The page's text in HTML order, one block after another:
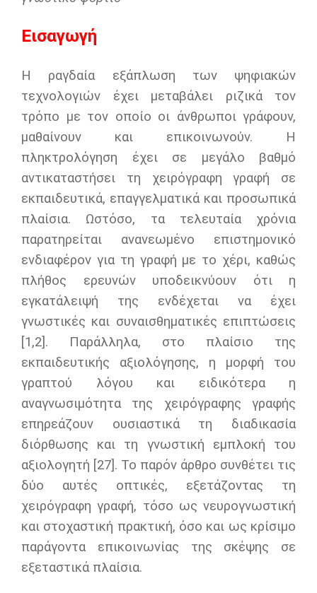
Εισαγωγή
Η ραγδαία εξάπλωση των ψηφιακών
τεχνολογιών έχει μεταβάλει ριζικά τον
τρόπο με τον οποίο οι άνθρωποι γράφουν,
μαθαίνουν και επικοινωνούν. Η
πληκτρολόγηση έχει σε μεγάλο βαθμό
αντικαταστήσει τη χειρόγραφη γραφή σε
εκπαιδευτικά, επαγγελματικά και προσωπικά
πλαίσια. Ωστόσο, τα τελευταία χρόνια
παρατηρείται ανανεωμένο επιστημονικό
ενδιαφέρον για τη γραφή με το χέρι, καθώς
πλήθος ερευνών υποδεικνύουν ότι η
εγκατάλειψή της ενδέχεται να έχει
γνωστικές και συναισθηματικές επιπτώσεις
[1,2]. Παράλληλα, στο πλαίσιο της
εκπαιδευτικής αξιολόγησης, η μορφή του
γραπτού λόγου και ειδικότερα η
αναγνωσιμότητα της χειρόγραφης γραφής
επηρεάζουν ουσιαστικά τη διαδικασία
διόρθωσης και τη γνωστική εμπλοκή του
αξιολογητή [27]. Το παρόν άρθρο συνθέτει τις
δύο αυτές οπτικές, εξετάζοντας τη
χειρόγραφη γραφή, τόσο ως νευρογνωστική
και στοχαστική πρακτική, όσο και ως κρίσιμο
παράγοντα επικοινωνίας της σκέψης σε
εξεταστικά πλαίσια.